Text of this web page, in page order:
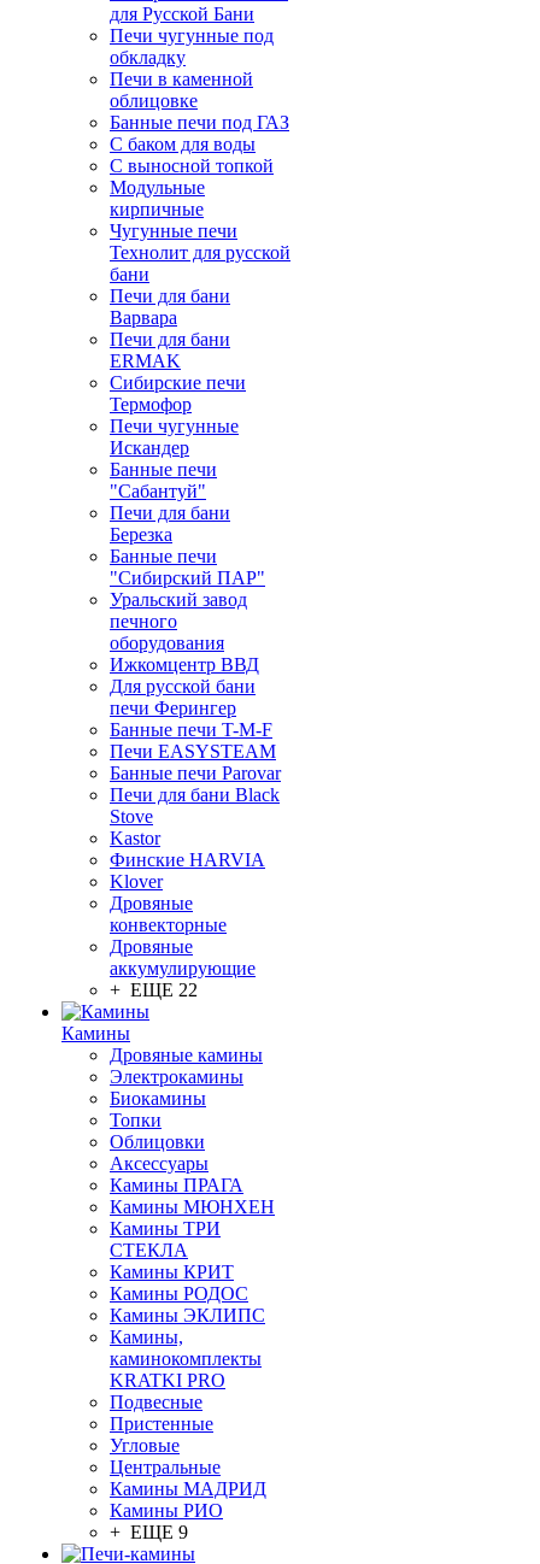
для Русской Бани
Печи чугунные под
обкладку
Печи в каменной
облицовке
Банные печи под ГАЗ
С баком для воды
С выносной топкой
Модульные
кирпичные
Чугунные печи
Технолит для русской
бани
Печи для бани
Варвара
Печи для бани
ERMAK
Сибирские печи
Термофор
Печи чугунные
Искандер
Банные печи
"Сабантуй"
Печи для бани
Березка
Банные печи
"Сибирский ПАР"
Уральский завод
печного
оборудования
Ижкомцентр ВВД
Для русской бани
печи Ферингер
Банные печи T-M-F
Печи EASYSTEAM
Банные печи Parovar
Печи для бани Black
Stove
Kastor
Финские HARVIA
Klover
Дровяные
конвекторные
Дровяные
аккумулирующие
+ ЕЩЕ 22
Камины
Дровяные камины
Электрокамины
Биокамины
Топки
Облицовки
Аксессуары
Камины ПРАГА
Камины МЮНХЕН
Камины ТРИ
СТЕКЛА
Камины КРИТ
Камины РОДОС
Камины ЭКЛИПС
Камины,
каминокомплекты
KRATKI PRO
Подвесные
Пристенные
Угловые
Центральные
Камины МАДРИД
Камины РИО
+ ЕЩЕ 9